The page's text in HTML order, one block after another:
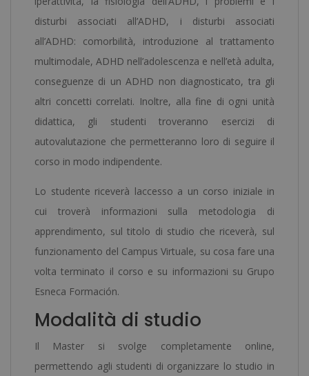
disturbi associati all’ADHD, i disturbi associati
all’ADHD: comorbilità, introduzione al trattamento
multimodale, ADHD nell’adolescenza e nell’età adulta,
conseguenze di un ADHD non diagnosticato, tra gli
altri concetti correlati. Inoltre, alla fine di ogni unità
didattica, gli studenti troveranno esercizi di
autovalutazione che permetteranno loro di seguire il
corso in modo indipendente.
Lo studente riceverà laccesso a un corso iniziale in
cui troverà informazioni sulla metodologia di
apprendimento, sul titolo di studio che riceverà, sul
funzionamento del Campus Virtuale, su cosa fare una
volta terminato il corso e su informazioni su Grupo
Esneca Formación.
Modalità di studio
Il Master si svolge completamente online,
permettendo agli studenti di organizzare lo studio in